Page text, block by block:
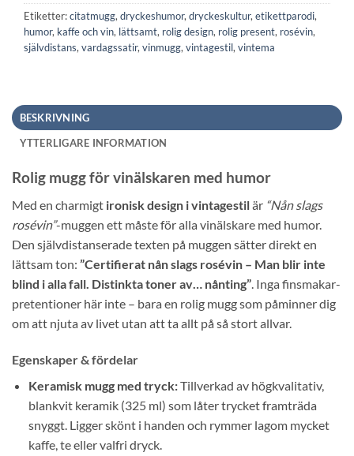
Etiketter:citatmugg,dryckeshumor,dryckeskultur,etikettparodi,
humor, kaffe och vin, lättsamt, rolig design, rolig present, rosévin,
självdistans,vardagssatir,vinmugg,vintagestil,vintema
BESKRIVNING
YTTERLIGARE INFORMATION
Rolig mugg för vinälskaren med humor
Med en charmigt ironisk design i vintagestilär “Nån slags
rosévin”-muggen ett måste för alla vinälskare med humor.
Den självdistanserade texten på muggen sätter direkt en
lättsam ton: ”Certifierat nån slags rosévin – Man blir inte
blind i alla fall. Distinkta toner av… nånting”. Inga finsmakar-
pretentioner här inte – bara en rolig mugg som påminner dig
om att njuta av livet utan att ta allt på så stort allvar.
Egenskaper & fördelar
Keramisk mugg med tryck:Tillverkad av högkvalitativ,
blankvit keramik (325 ml) som låter trycket framträda
snyggt. Ligger skönt i handen och rymmer lagom mycket
kaffe, te eller valfri dryck.